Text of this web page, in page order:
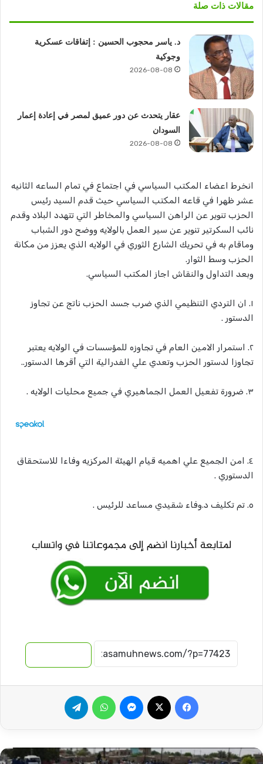
مقالات ذات صلة
د. ياسر محجوب الحسين : إتفاقات عسكرية
وجوكية
2026-08-08
عقار يتحدث عن دور عميق لمصر في إعادة إعمار
السودان
2026-08-08
انخرط اعضاء المكتب السياسي في اجتماع في تمام الساعه الثانيه
عشر ظهرا في قاعه المكتب السياسي حيث قدم السيد رئيس
الحزب تنوير عن الراهن السياسي والمخاطر التي تتهدد البلاد وقدم
نائب السكرتير تنوير عن سير العمل بالولايه ووضح دور الشباب
وماقام به في تحريك الشارع الثوري في الولايه الذي يعزز من مكانة
الحزب وسط الثوار.
وبعد التداول والنقاش اجاز المكتب السياسي.
١. ان التردي التنظيمي الذي ضرب جسد الحزب ناتج عن تجاوز
الدستور .
٢. استمرار الامين العام في تجاوزه للمؤسسات في الولايه يعتبر
تجاوزا لدستور الحزب وتعدي علي الفدرالية التي أقرها الدستور..
٣. ضرورة تفعيل العمل الجماهيري في جميع محليات الولايه .
٤. امن الجميع علي اهميه قيام الهيئة المركزيه وفاءا للاستحقاق
الدستوري .
٥. تم تكليف د.وفاء شقيدي مساعد للرئيس .
فيسبوك ماسنجر واتساب